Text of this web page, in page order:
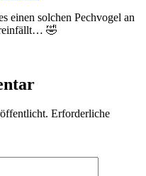
einen solchen Pechvogel an
🤣
Erforderliche